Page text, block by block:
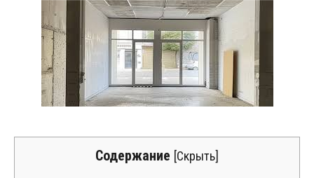
Содержание [Скрыть]